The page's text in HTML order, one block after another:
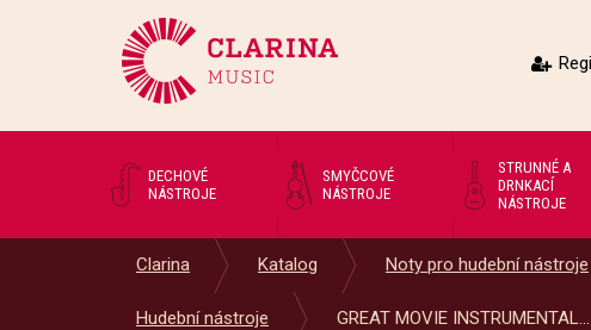
DECHOVÉ
NÁSTROJE
SMYČCOVÉ
NÁSTROJE
STRUNNÉ A
DRNKACÍ
NÁSTROJE
Clarina Katalog Noty pro hudební nástroje
Hudební nástroje GREAT MOVIE INSTRUMENTAL...